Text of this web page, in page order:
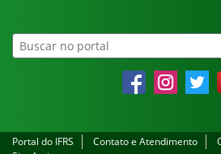
FacebookInstagramTwitter
Portal do IFRS Contato e Atendimento